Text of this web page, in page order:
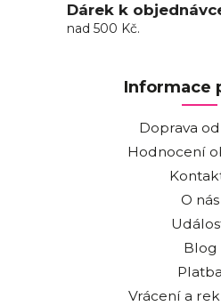
Dárek k
nad 500 Kč.
Informace
Doprava
Hodnocení
O nás
Blog
Platba
Vrácení a